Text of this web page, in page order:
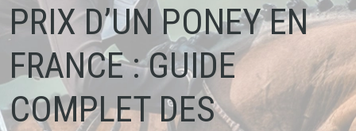
PRIX D’UN PONEY EN
FRANCE : GUIDE
COMPLET DES